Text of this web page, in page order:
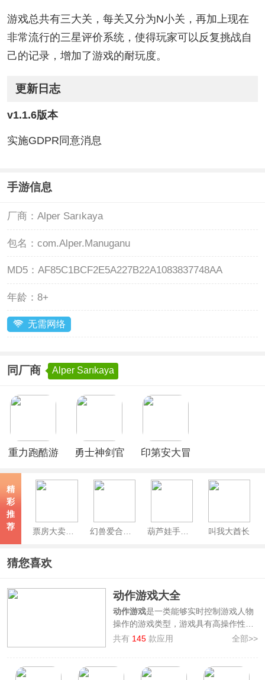
游戏总共有三大关，每关又分为N小关，再加上现在
非常流行的三星评价系统，使得玩家可以反复挑战自
己的记录，增加了游戏的耐玩度。
更新日志
v1.1.6版本
实施GDPR同意消息
手游信息
厂商： Alper Sarıkaya
包名： com.Alper.Manuganu
MD5： AF85C1BCF2E5A227B22A1083837748AA
年龄： 8+
无需网络
同厂商 Alper Sarıkaya
重力跑酷游
勇士神剑官
印第安大冒
版
(Manuganu
精
彩
推
荐
票房大卖王官方版 叫我大酋长
猜您喜欢
动作游戏大全
动作游戏是一类能够实时控制游戏人物
操作的游戏类型，游戏具有高操作性、
较高自由度等特色，能够给与玩家刺激
3322软件站整理汇集了一批手机动作游
共有 145 款应用 全部>>